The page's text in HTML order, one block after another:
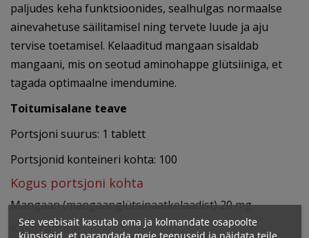
paljudes keha funktsioonides, sealhulgas normaalse
ainevahetuse säilitamisel ning tervete luude ja aju
tervise toetamisel. Kelaaditud mangaan sisaldab
mangaani, mis on seotud aminohappe glütsiiniga, et
tagada optimaalne imendumine.
Toitumisalane teave
Portsjoni suurus: 1 tablett
Portsjonid konteineri kohta: 100
Kogus portsjoni kohta
Mangaan (mangaanglütsinaatkelaadist) 20 mg
Kasutamine
See veebisait kasutab oma ja kolmandate osapoolte